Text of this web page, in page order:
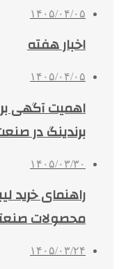
۱۴۰۵/۰۴/۰۵
اخبار هفته
۱۴۰۵/۰۴/۰۵
اهمیت آگهی
برندینگ در
۱۴۰۵/۰۳/۳۰
راهنمای خرید
محصولات
۱۴۰۵/۰۳/۲۴